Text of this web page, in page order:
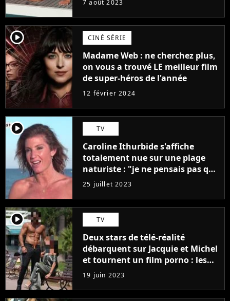
7 août 2023
player2 CINÉ SÉRIE
Madame Web : ne cherchez plus,
on vous a trouvé LE meilleur film
de super-héros de l'année
12 février 2024
player2 TV
Caroline Ithurbide s'affiche
totalement nue sur une plage
naturiste : "je ne pensais pas que
j'arriverais à le faire..."
25 juillet 2023
player2 TV
Deux stars de télé-réalité
débarquent sur Jacquie et Michel
et tournent un film porno : les
premières images du tournage
(exclu)
19 juin 2023